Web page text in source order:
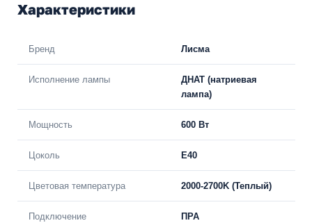
Характеристики
Бренд Лисма
Исполнение лампы
ДНАТ (натриевая
лампа)
Мощность 600 Вт
Цоколь E40
Цветовая температура 2000-2700K (Теплый)
Подключение ПРА